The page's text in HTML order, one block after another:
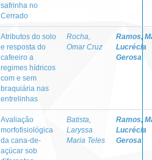
safrinha no
Cerrado
Atributos do solo
e resposta do
cafeeiro a
regimes hídricos
com e sem
braquiária nas
entrelinhas
Rocha,
Omar Cruz
Ramos,
Lucrécia
Gerosa
Avaliação
morfofisiológica
da cana-de-
açúcar sob
Batista,
Laryssa
Maria Teles
Ramos,
Lucrécia
Gerosa